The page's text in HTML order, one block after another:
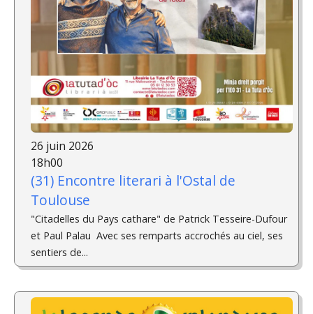
26 juin 2026
18h00
(31) Encontre literari à l'Ostal de
Toulouse
"Citadelles du Pays cathare" de Patrick Tesseire-Dufour
et Paul Palau ­ Avec ses remparts accrochés au ciel, ses
sentiers de...